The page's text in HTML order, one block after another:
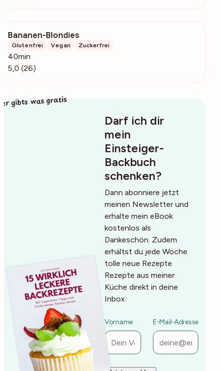
Bananen-Blondies
Glutenfrei Vegan Zuckerfrei
40min
5,0 (26)
Darf ich dir
mein
Einsteiger-
Backbuch
schenken?
Dann abonniere jetzt
meinen Newsletter und
erhalte mein eBook
kostenlos als
Dankeschön. Zudem
erhältst du jede Woche
tolle neue Rezepte
Rezepte aus meiner
Küche direkt in deine
Inbox.
Vorname E-Mail-Adresse
gibts was gratis